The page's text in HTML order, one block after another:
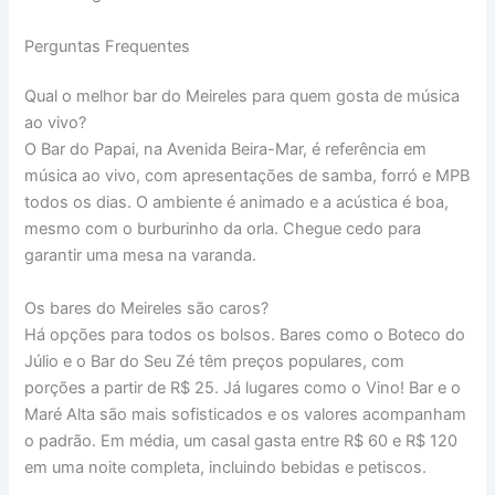
Perguntas Frequentes
Qual o melhor bar do Meireles para quem gosta de música
ao vivo?
O Bar do Papai, na Avenida Beira-Mar, é referência em
música ao vivo, com apresentações de samba, forró e MPB
todos os dias. O ambiente é animado e a acústica é boa,
mesmo com o burburinho da orla. Chegue cedo para
garantir uma mesa na varanda.
Os bares do Meireles são caros?
Há opções para todos os bolsos. Bares como o Boteco do
Júlio e o Bar do Seu Zé têm preços populares, com
porções a partir de R$ 25. Já lugares como o Vino! Bar e o
Maré Alta são mais sofisticados e os valores acompanham
o padrão. Em média, um casal gasta entre R$ 60 e R$ 120
em uma noite completa, incluindo bebidas e petiscos.